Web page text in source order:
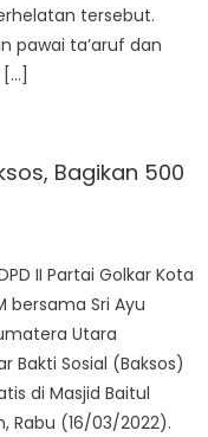
tersebut.
pawai ta’aruf dan
Bagikan 500
II Partai Golkar Kota
bersama Sri Ayu
Utara
Bakti Sosial (Baksos)
di Masjid Baitul
Rabu (16/03/2022).